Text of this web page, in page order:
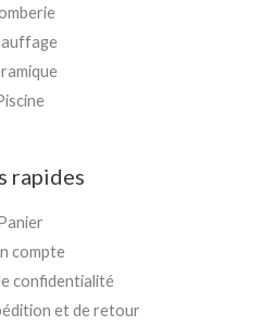
rapides
compte
confidentialité
et de retour